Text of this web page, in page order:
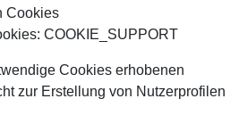
Cookies
COOKIE_SUPPORT
Cookies erhobenen
zur Erstellung von Nutzerprofilen